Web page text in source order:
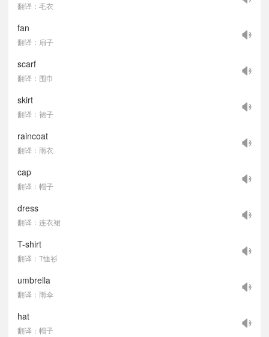
翻译：毛衣
fan
翻译：扇子
scarf
翻译：围巾
skirt
翻译：裙子
raincoat
翻译：雨衣
cap
翻译：帽子
dress
翻译：连衣裙
T-shirt
翻译：T恤衫
umbrella
翻译：雨伞
hat
翻译：帽子